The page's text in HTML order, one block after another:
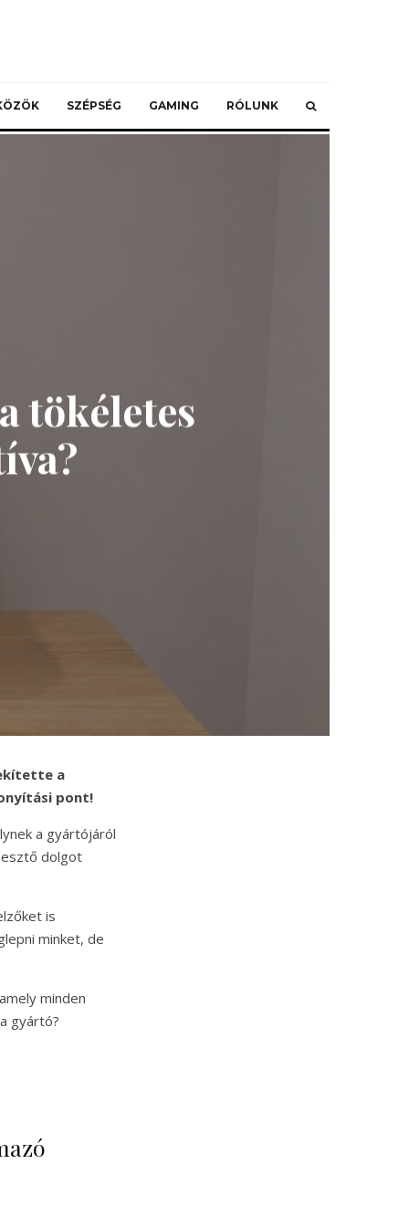
SZÉPSÉG GAMING RÓLUNK
tökéletes
a
pont!
a gyártójáról
dolgot
is
minket, de
minden
gyártó?